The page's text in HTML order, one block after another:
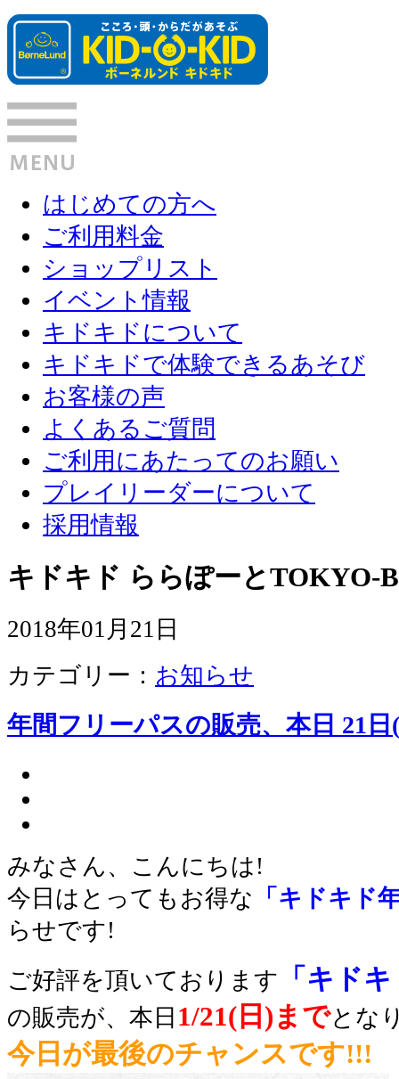
はじめての方へ
ご利用料金
ショップリスト
イベント情報
キドキドについて
キドキドで体験できるあそび
お客様の声
よくあるご質問
ご利用にあたってのお願い
プレイリーダーについて
採用情報
キドキド ららぽーとTOKYO-
2018年01月21日
カテゴリー： お知らせ
年間フリーパスの販売、本日 21
みなさん、こんにちは!
今日はとってもお得な 「キドキド
らせです!
ご好評を頂いております
「キド
の販売が、本日 1/21(日)までとな
今日が最後のチャンスです!!!